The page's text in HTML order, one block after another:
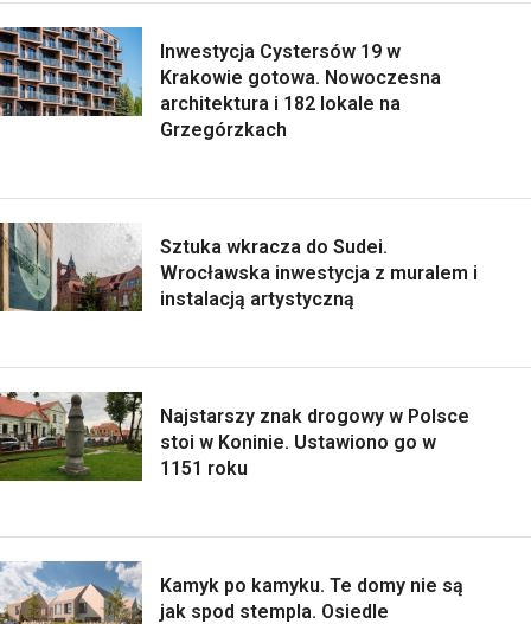
Inwestycja Cystersów 19 w
Krakowie gotowa. Nowoczesna
architektura i 182 lokale na
Grzegórzkach
Sztuka wkracza do Sudei.
Wrocławska inwestycja z muralem i
instalacją artystyczną
Najstarszy znak drogowy w Polsce
stoi w Koninie. Ustawiono go w
1151 roku
Kamyk po kamyku. Te domy nie są
jak spod stempla. Osiedle